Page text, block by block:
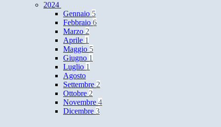
2024
Gennaio 5
Febbraio 6
Marzo 2
Aprile 1
Maggio 5
Giugno 1
Luglio 1
Agosto
Settembre 2
Ottobre 2
Novembre 4
Dicembre 3